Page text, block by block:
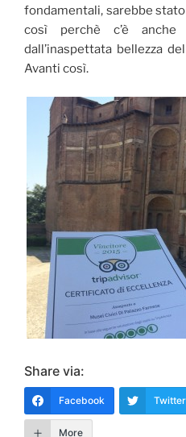
fondamentali, sarebbe
così perchè c’è
dall’inaspettata bellezza
Avanti così.
Share via:
Facebook Twitter
More